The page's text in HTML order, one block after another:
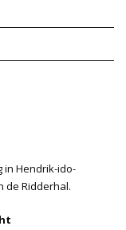
in Hendrik-ido-
de Ridderhal.